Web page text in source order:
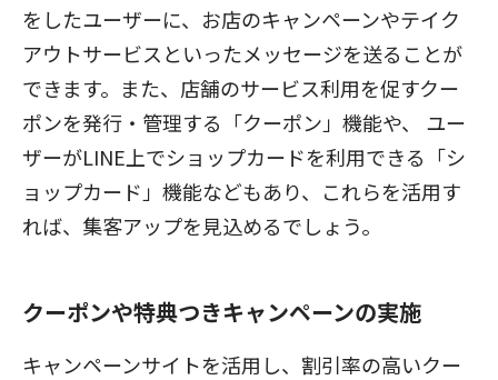
をしたユーザーに、お店のキャンペーンやテイク
アウトサービスといったメッセージを送ることが
できます。また、店舗のサービス利用を促すクー
ポンを発行・管理する「クーポン」機能や、 ユー
ザーがLINE上でショップカードを利用できる「シ
ョップカード」機能などもあり、これらを活用す
れば、集客アップを見込めるでしょう。
クーポンや特典つきキャンペーンの実施
キャンペーンサイトを活用し、割引率の高いクー